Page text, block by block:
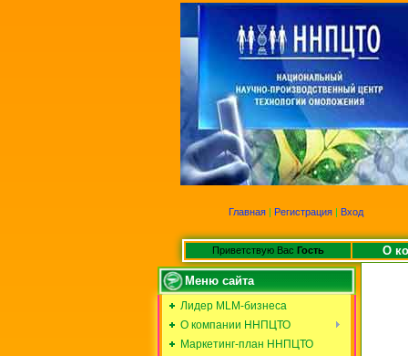
Главная | Регистрация | Вход
Приветствую Вас Гость О
Меню сайта
Лидер MLM-бизнеса
О компании ННПЦТО
Маркетинг-план ННПЦТО